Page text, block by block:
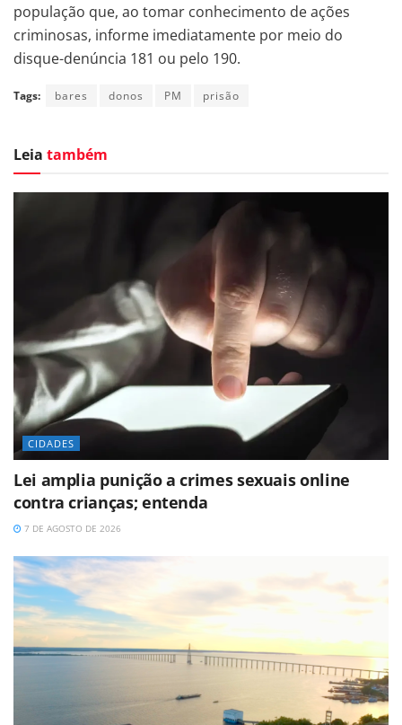
população que, ao tomar conhecimento de ações
criminosas, informe imediatamente por meio do
disque-denúncia 181 ou pelo 190.
Tags: bares donos PM prisão
Leia também
CIDADES
Lei amplia punição a crimes sexuais online
contra crianças; entenda
7 DE AGOSTO DE 2026